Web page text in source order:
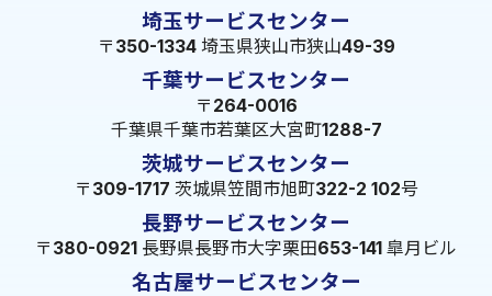
埼玉サービスセンター
〒350-1334 埼玉県狭山市狭山49-39
千葉サービスセンター
〒264-0016
千葉県千葉市若葉区大宮町1288-7
茨城サービスセンター
〒309-1717 茨城県笠間市旭町322-2 102号
長野サービスセンター
〒380-0921 長野県長野市大字栗田653-141 皐月ビル
名古屋サービスセンター